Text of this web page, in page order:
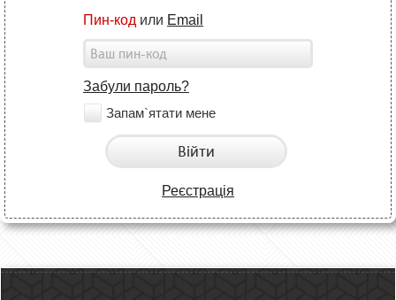
Пин-код или Email
Забули пароль?
Запам`ятати мене
Війти
Реєстрація